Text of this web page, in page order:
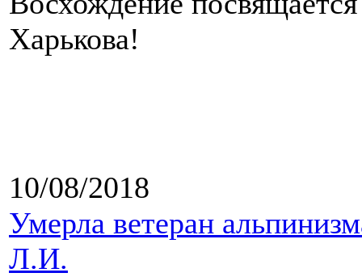
Харькова!
10/08/2018
Умерла ветеран
Л.И.